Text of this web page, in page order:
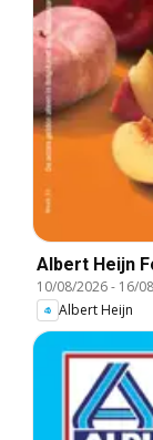
Albert Heijn
10/08/2026- 16/
Albert Heijn